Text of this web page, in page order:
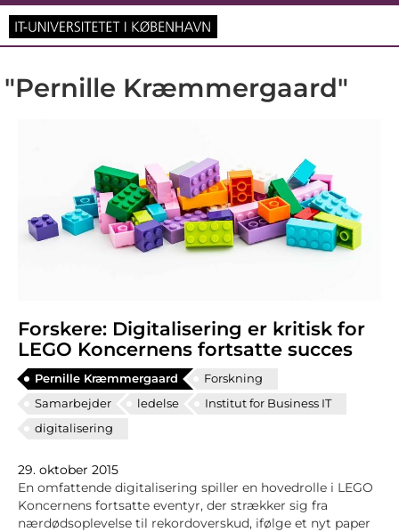
"Pernille Kræmmergaard"
Forskere: Digitalisering er kritisk for
LEGO Koncernens fortsatte succes
Pernille Kræmmergaard
Forskning
Samarbejder
ledelse
Institut for Business IT
digitalisering
29. oktober 2015
En omfattende digitalisering spiller en hovedrolle i LEGO
Koncernens fortsatte eventyr, der strækker sig fra
nærdødsoplevelse til rekordoverskud, ifølge et nyt paper